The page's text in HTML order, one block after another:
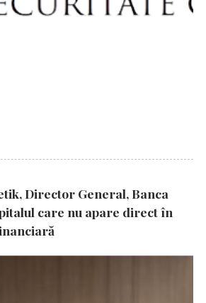
Director General, Banca
care nu apare direct în